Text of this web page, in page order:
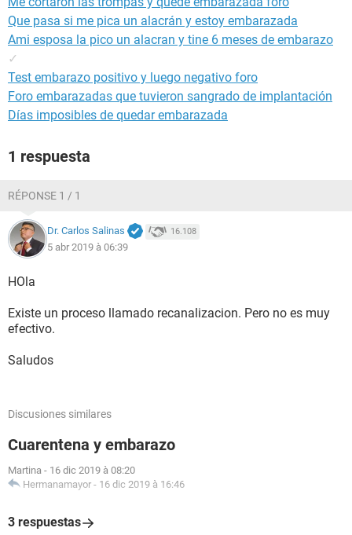
Que pasa si me pica un alacrán y estoy embarazada
Ami esposa la pico un alacran y tine 6 meses de embarazo
✓
Test embarazo positivo y luego negativo foro
Foro embarazadas que tuvieron sangrado de implantación
Días imposibles de quedar embarazada
1 respuesta
RÉPONSE 1 / 1
Dr. Carlos Salinas 16.108
5 abr 2019 à 06:39
HOla
Existe un proceso llamado recanalizacion. Pero no es muy
efectivo.
Saludos
Discusiones similares
Cuarentena y embarazo
Martina - 16 dic 2019 à 08:20
Hermanamayor - 16 dic 2019 à 16:46
3 respuestas